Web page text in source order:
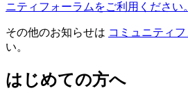
ニティフォーラムをご利用ください。
その他のお知らせは コミュニティ
い。
はじめての方へ